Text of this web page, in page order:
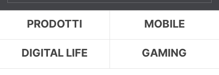
PRODOTTI MOBILE
DIGITAL LIFE GAMING